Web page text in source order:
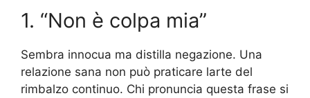
1. “Non è colpa mia”
Sembra innocua ma distilla negazione. Una
relazione sana non può praticare larte del
rimbalzo continuo. Chi pronuncia questa frase si